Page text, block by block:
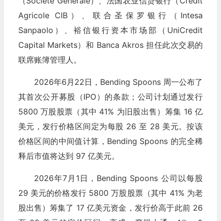
Agricole CIB）、联合圣保罗银行（Intesa
Sanpaolo）、裕信银行资本市场部（UniCredit
Capital Markets）和 Banca Akros 担任此次交易的
联席账簿管理人。
2026年6月22日，Bending Spoons 周一公布了
其首次公开募股（IPO）的条款；公司计划通过发行
5800 万股股票（其中 41% 为旧股出售）筹集 16 亿
美元，发行价格区间定为每股 26 至 28 美元。按该
价格区间的中间值计算，Bending Spoons 的完全稀
释后市值将达到 97 亿美元。
2026年7月1日，Bending Spoons 公司以每股
29 美元的价格发行 5800 万股股票（其中 41% 为老
股出售）筹集了 17 亿美元资金，发行价高于此前 26